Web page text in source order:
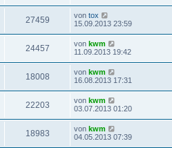
27459 von tox
15.09.2013 23:59
24457 von kwm
11.09.2013 19:42
18008 von kwm
16.08.2013 17:31
22203 von kwm
03.07.2013 01:20
18983 von kwm
04.05.2013 07:39